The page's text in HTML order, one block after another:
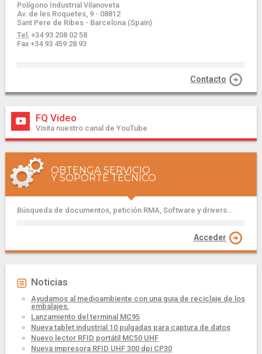
Polígono Industrial Vilanoveta
Av. de les Roquetes, 9 - 08812
Sant Pere de Ribes - Barcelona (Spain)
Tel.+34 93 208 02 58
Fax +34 93 459 28 93
Contacto
FQ Video
Visita nuestro canal de YouTube
OBTENGA SERVICIO
Y SOPORTE TÉCNICO
Búsqueda de documentos, petición RMA, Software y drivers...
Acceder
Noticias
Ayudamos al medioambiente con una guia de reciclaje de los
embalajes.
Lanzamiento del terminal MC95
Nueva tablet industrial 10 pulgadas para captura de datos
Nuevo lector RFID portátil MC50 UHF
Nueva impresora RFID UHF 300 dpi CP30